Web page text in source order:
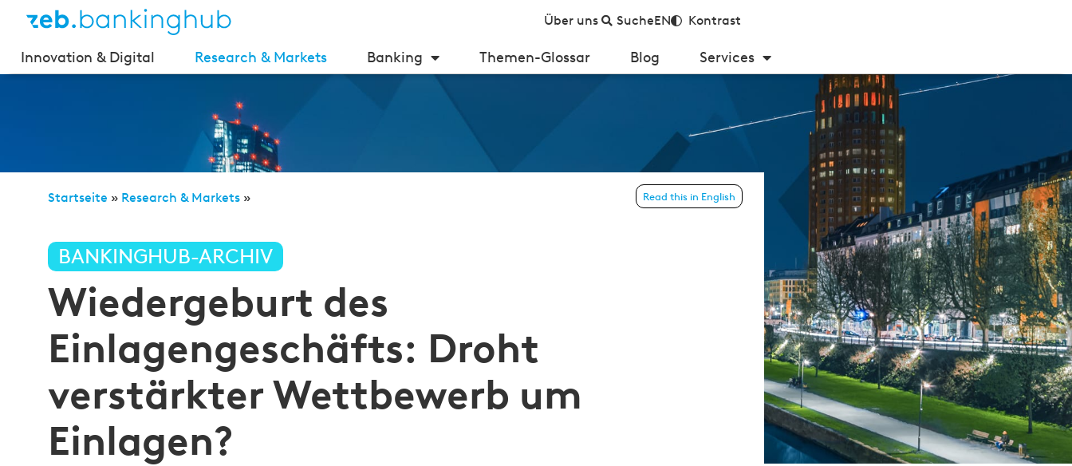
Über uns SucheEN Kontrast
Innovation & Digital Research & Markets Banking Themen-Glossar Blog Services
Startseite » Research & Markets »
Read this in English
BANKINGHUB-ARCHIV
Wiedergeburt des
Einlagengeschäfts: Droht
verstärkter Wettbewerb um
Einlagen?